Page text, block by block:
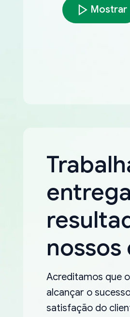
Mostrar
nossos
Acreditamos que
alcançar o
satisfação do